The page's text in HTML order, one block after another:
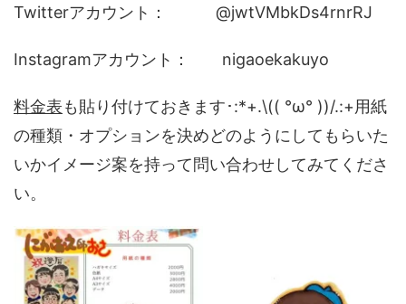
Twitterアカウント： @jwtVMbkDs4rnrRJ
Instagramアカウント： nigaoekakuyo
料金表も貼り付けておきます･:*+.\(( °ω° ))/.:+用紙
の種類・オプションを決めどのようにしてもらいた
いかイメージ案を持って問い合わせしてみてくださ
い。